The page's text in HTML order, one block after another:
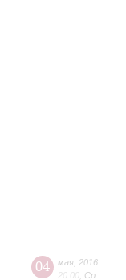
04 мая 2016
20:00 Ср